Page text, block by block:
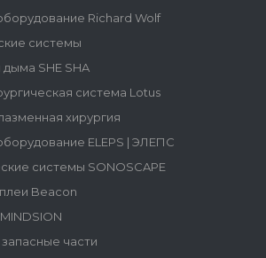
Richard Wolf
системы
SHE SHA
система Lotus
хирургия
ELEPS | ЭЛЕПС
системы SONOSCAPE
Beacon
части